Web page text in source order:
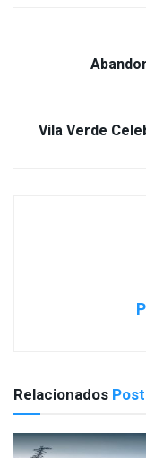
Vila Verde
Relacionados